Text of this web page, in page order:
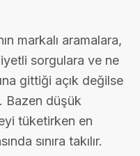
markalı aramalara,
sorgulara ve ne
gittiği açık değilse
Bazen düşük
tüketirken en
sınıra takılır.